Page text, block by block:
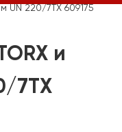
UN 220/7TX 609175
и
7TX